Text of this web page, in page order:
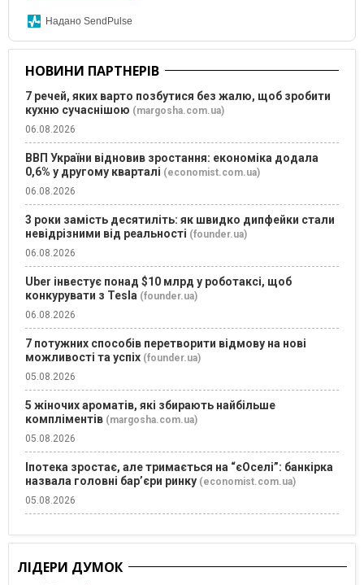
Надано SendPulse
НОВИНИ ПАРТНЕРІВ
7 речей, яких варто позбутися без жалю, щоб зробити
кухню сучаснішою (margosha.com.ua)
06.08.2026
ВВП України відновив зростання: економіка додала
0,6% у другому кварталі (economist.com.ua)
06.08.2026
3 роки замість десятиліть: як швидко дипфейки стали
невідрізними від реальності (founder.ua)
06.08.2026
Uber інвестує понад $10 млрд у роботаксі, щоб
конкурувати з Tesla (founder.ua)
06.08.2026
7 потужних способів перетворити відмову на нові
можливості та успіх (founder.ua)
05.08.2026
5 жіночих ароматів, які збирають найбільше
компліментів (margosha.com.ua)
05.08.2026
Іпотека зростає, але тримається на “єОселі”: банкірка
назвала головні бар’єри ринку (economist.com.ua)
05.08.2026
ЛІДЕРИ ДУМОК